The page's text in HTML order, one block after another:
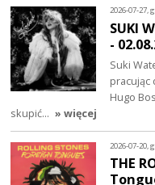
2026-07-27,
SUKI
-
Suki
pracując
Hugo
skupić… » więcej
2026-07-20,
THE